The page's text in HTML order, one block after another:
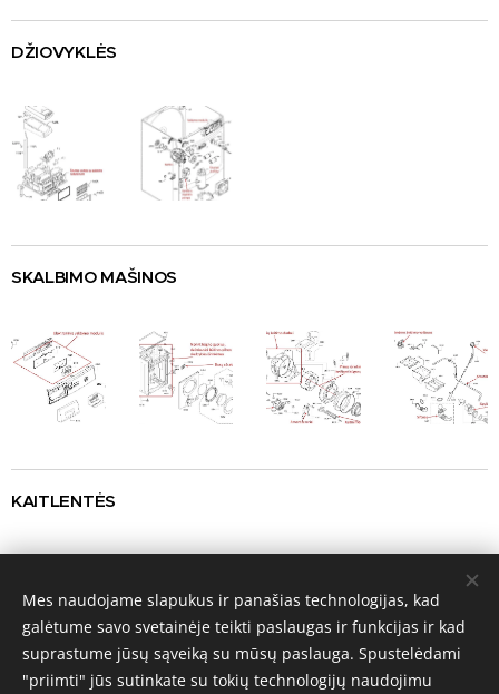
DŽIOVYKLĖS
SKALBIMO MAŠINOS
KAITLENTĖS
Mes naudojame slapukus ir panašias technologijas, kad
galėtume savo svetainėje teikti paslaugas ir funkcijas ir kad
suprastume jūsų sąveiką su mūsų paslauga. Spustelėdami
"priimti" jūs sutinkate su tokių technologijų naudojimu